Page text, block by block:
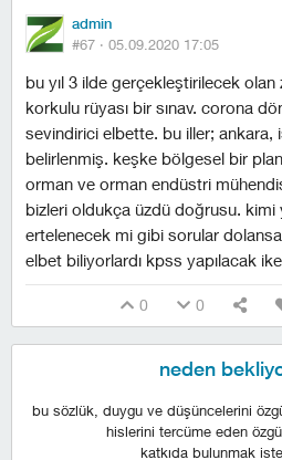
admin
#67 · 05.09.2020 17:05
bu yıl 3 ilde gerçekleştirilecek
korkulu rüyası bir sınav. corona
sevindirici elbette. bu iller; ankara,
belirlenmiş. keşke bölgesel bir
orman ve orman endüstri
bizleri oldukça üzdü doğrusu. kimi
ertelenecek mi gibi sorular
elbet biliyorlardı kpss yapılacak
0 0
neden
bu sözlük, duygu ve düşüncelerini
hislerini tercüme eden
katkıda bulunmak